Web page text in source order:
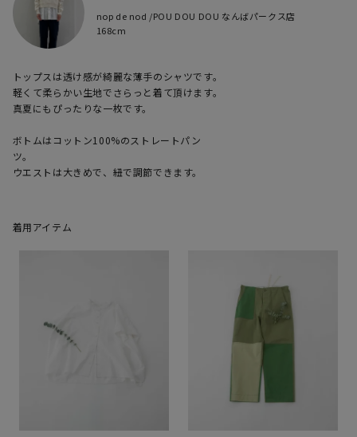
nop de nod /POU DOU DOU なんばパークス店
168cm
トップスは透け感が綺麗な薄手のシャツです。
軽くて柔らかい生地でさらっと着て頂けます。
真夏にもぴったりな一枚です。
ボトムはコットン100%のストレートパン
ツ。
ウエストは大きめで、紐で調節できます。
着用アイテム